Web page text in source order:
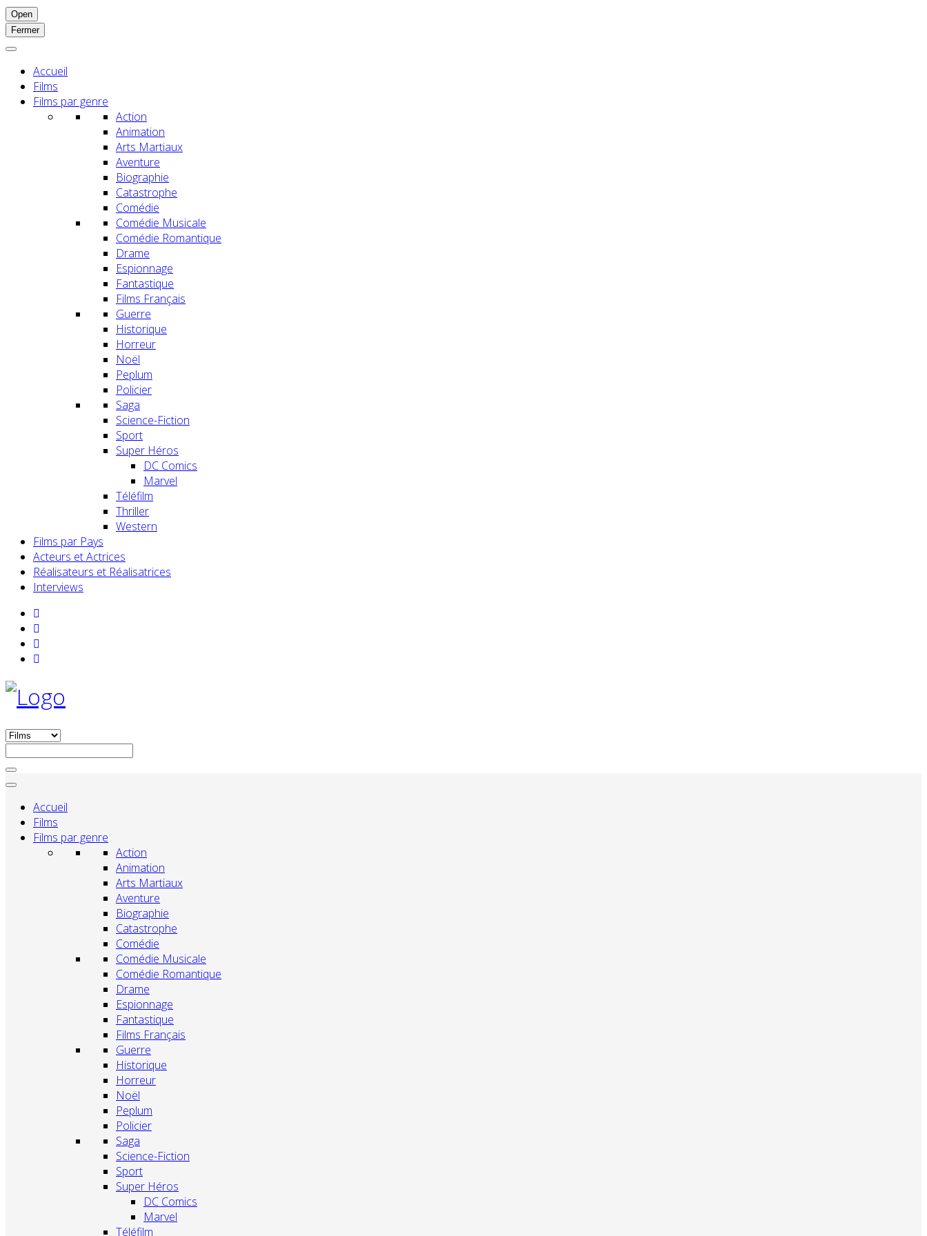
Open
Fermer
Accueil
Films
Films par genre
Action
Animation
Arts Martiaux
Aventure
Biographie
Catastrophe
Comédie
Comédie Musicale
Comédie Romantique
Drame
Espionnage
Fantastique
Films Français
Guerre
Historique
Horreur
Noël
Peplum
Policier
Saga
Science-Fiction
Sport
Super Héros
DC Comics
Marvel
Téléfilm
Thriller
Western
Films par Pays
Acteurs et Actrices
Réalisateurs et Réalisatrices
Interviews
Accueil
Films
Films par genre
Action
Animation
Arts Martiaux
Aventure
Biographie
Catastrophe
Comédie
Comédie Musicale
Comédie Romantique
Drame
Espionnage
Fantastique
Films Français
Guerre
Historique
Horreur
Noël
Peplum
Policier
Saga
Science-Fiction
Sport
Super Héros
DC Comics
Marvel
Téléfilm